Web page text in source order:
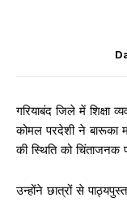
गरियाबंद जिले में शिक्षा
कोमल परदेशी ने बारूका
की स्थिति को चिंताजनक
उन्होंने छात्रों से